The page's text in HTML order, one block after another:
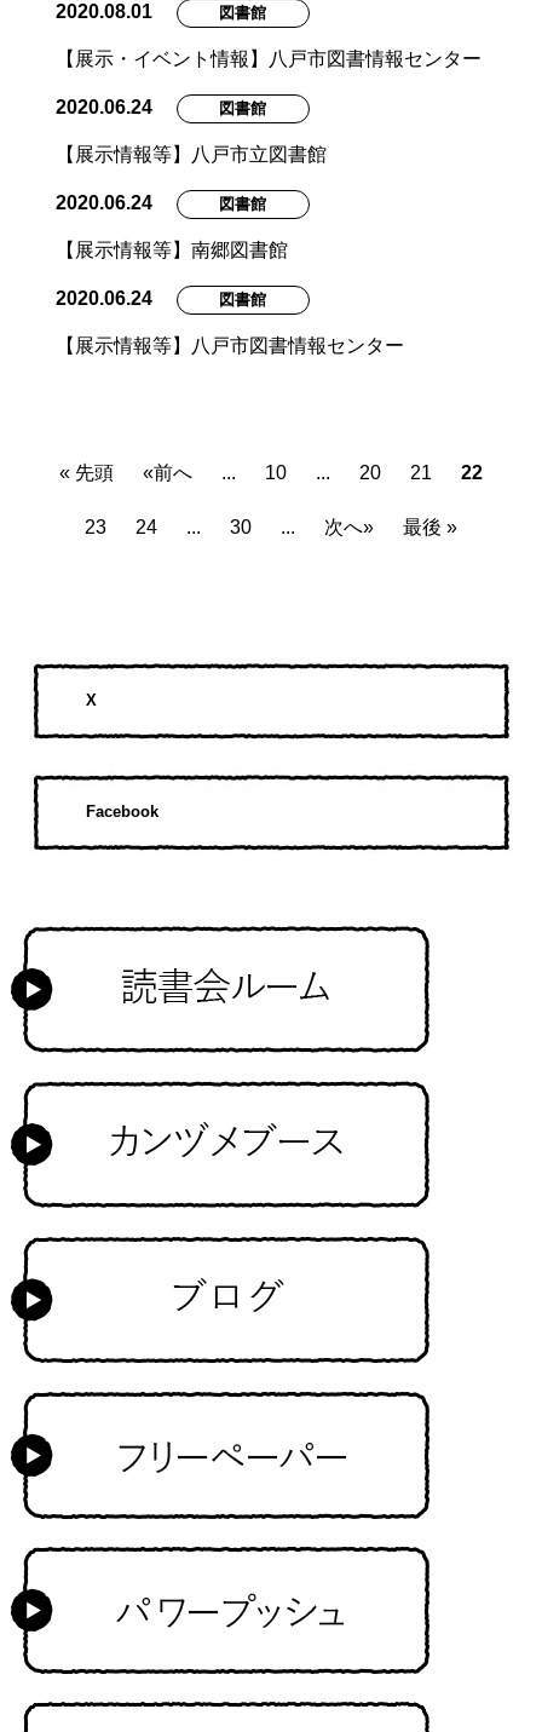
2020.08.01 図書館
【展示・イベント情報】八戸市図書情報センター
2020.06.24 図書館
【展示情報等】八戸市立図書館
2020.06.24 図書館
【展示情報等】南郷図書館
2020.06.24 図書館
【展示情報等】八戸市図書情報センター
« 先頭 «前へ ... 10 ... 20 21 22
23 24 ... 30 ... 次へ» 最後 »
X
Facebook